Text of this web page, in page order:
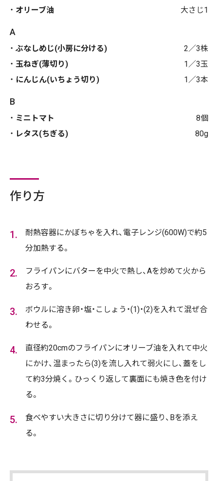
オリーブ油
大さじ1
A
ぶなしめじ(小房に分ける)
2／3株
玉ねぎ(薄切り)
1／3玉
にんじん(いちょう切り)
1／3本
B
ミニトマト
8個
レタス(ちぎる)
80g
作り方
耐熱容器にかぼちゃを入れ、電子レンジ(600W)で約5
分加熱する。
フライパンにバターを中火で熱し、Aを炒めて火から
おろす。
ボウルに溶き卵・塩・こしょう・(1)・(2)を入れて混ぜ合
わせる。
直径約20cmのフライパンにオリーブ油を入れて中火
にかけ、温まったら(3)を流し入れて弱火にし、蓋をし
て約3分焼く。ひっくり返して裏面にも焼き色を付け
る。
食べやすい大きさに切り分けて器に盛り、Bを添え
る。